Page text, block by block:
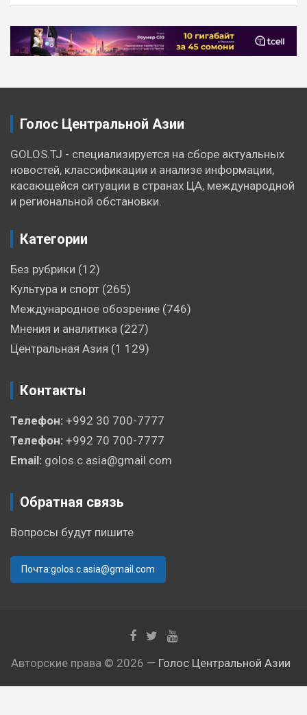
Навигация
по
Голос Центральной Азии
GOLOS.TJ - специализируется на сборе актуальных
новостей, классификации и анализе информации,
касающейся ситуации в странах ЦА, международной
и региональной обстановки.
Категории
Без рубрики (12)
Культура и спорт (265)
Международное обозрение (746)
Мнения и аналитика (227)
Центральная Азия (1 129)
Контакты
Телефон: +992 30 700-7777
Телефон: +992 70 700-7777
Email: golos.c.asia@gmail.com
Обратная связь
Вопросы будут пишите
Почта:golos.c.asia@gmail.com
Авторские права © 2026 — Голос Центральной Азии